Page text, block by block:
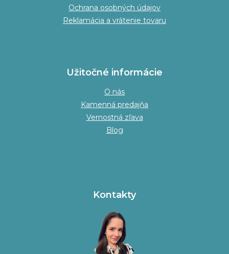
Ochrana osobných údajov
Reklamácia a vrátenie tovaru
Užitočné informácie
O nás
Kamenná predajňa
Vernostná zľava
Blog
Kontakty